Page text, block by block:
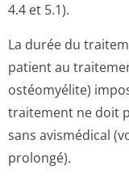
4.4 et 5.1).
La durée du
patient au
ostéomyélite)
traitement ne doit
sans avismédical
prolongé).